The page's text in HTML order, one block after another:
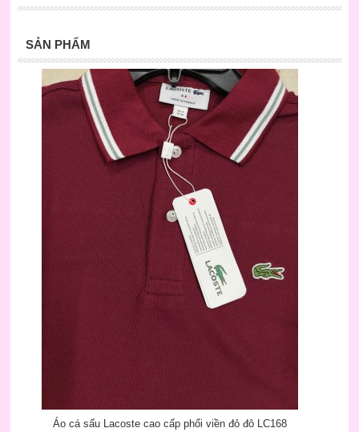
SẢN PHẨM
Áo cá sấu Lacoste cao cấp phối viền đỏ đô LC168